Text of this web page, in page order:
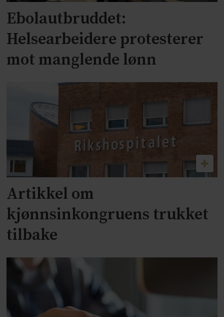
Ebolautbruddet:
Helsearbeidere protesterer
mot manglende lønn
Artikkel om
kjønnsinkongruens trukket
tilbake